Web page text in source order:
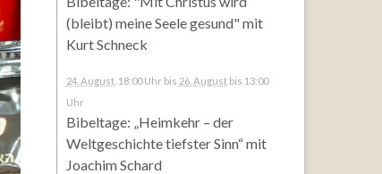
(bleibt) meine Seele gesund" mit
Kurt Schneck
24. August, 18:00 Uhr bis 26. Augustbis 13:00
Uhr
Bibeltage: „Heimkehr – der
Weltgeschichte tiefster Sinn“ mit
Joachim Schard